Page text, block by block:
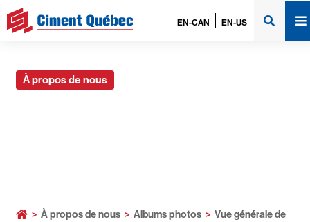
EN-CAN EN-US
À propos de nous
>À propos de nous >Albums photos >Vue générale de